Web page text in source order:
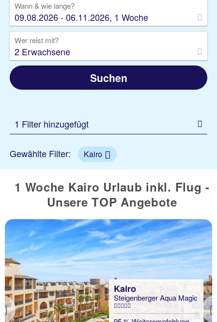
Wann & wie lange?
09.08.2026 - 06.11.2026, 1 Woche
Wer reist mit?
2 Erwachsene
Suchen
1 Filter hinzugefügt
Gewählte Filter: Kairo
1 Woche Kairo Urlaub inkl. Flug -
Unsere TOP Angebote
Previous
Kairo
Steigenberger Aqua Magic